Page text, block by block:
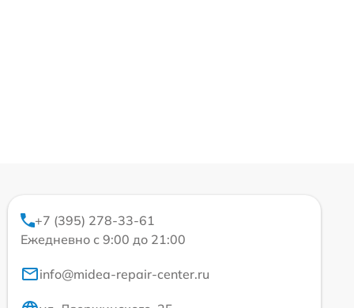
+7 (395) 278-33-61
Ежедневно с 9:00 до 21:00
info@midea-repair-center.ru